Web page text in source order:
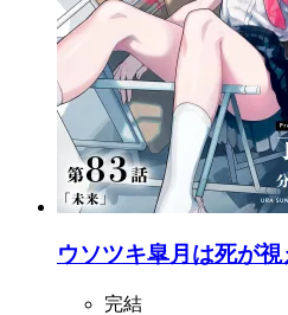
ウソツキ皐月は死が
完結